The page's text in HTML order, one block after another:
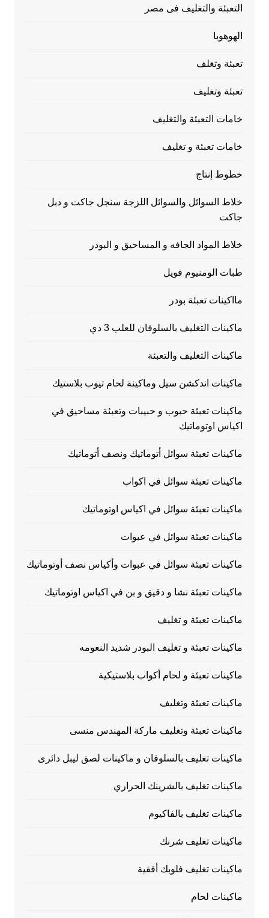
التعبئة والتغليف فى مصر
الهوهوبا
تعبئة وتغلف
تعبئة وتغليف
خامات التعبئة والتغليف
خامات تعبئة و تغليف
خطوط إنتاج
خلاط السوائل والسوائل اللزجة سنجل جاكت و دبل
جاكت
خلاط المواد الجافه و المساحيق و البودر
طبات الومنيوم فويل
مااكينات تعبئة بودر
ماكينات التغليف بالسلوفان للعلب 3 دي
ماكينات التغليف والتعبئة
ماكينات اندكشن سيل وماكينة لحام تيوب بلاستيك
ماكينات تعبئة حبوب و حبيبات وتعبئة مساحيق في
اكياس اوتوماتيك
ماكينات تعبئة سوائل أتوماتيك ونصف أتوماتيك
ماكينات تعبئة سوائل في اكواب
ماكينات تعبئة سوائل في اكياس اوتوماتيك
ماكينات تعبئة سوائل في عبوات
ماكينات تعبئة سوائل في عبوات وأكياس نصف أوتوماتيك
ماكينات تعبئة نشا و دقيق و بن في اكياس اوتوماتيك
ماكينات تعبئة و تغليف
ماكينات تعبئة و تغليف البودر شديد النعومه
ماكينات تعبئة و لحام أكواب بلاستيكية
ماكينات تعبئة وتغليف
ماكينات تعبئة وتغليف ماركة المهندس منسى
ماكينات تغليف بالسلوفان و ماكينات لصق ليبل دائرى
ماكينات تغليف بالشرينك الحراري
ماكينات تغليف بالفاكيوم
ماكينات تغليف شرنك
ماكينات تغليف فلوبك أفقية
ماكينات لحام